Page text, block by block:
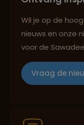
Reizen met
Wil je op de
nieuws en onze
voor de
Vraag de